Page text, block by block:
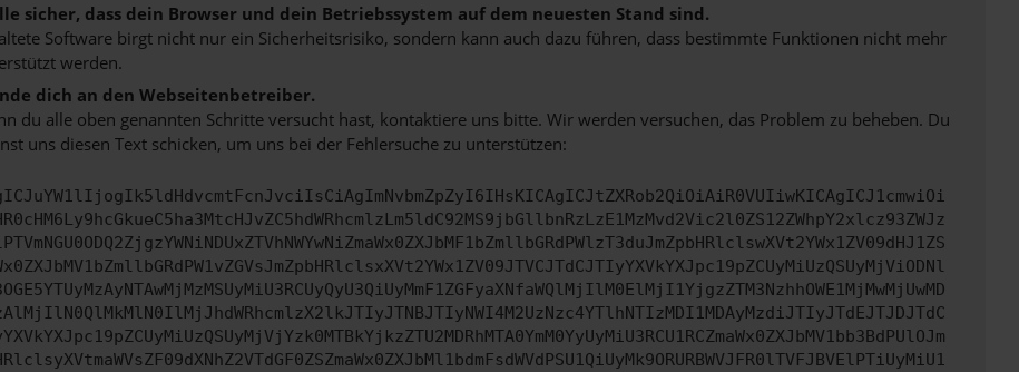
sicher, dass dein Browser und dein Betriebssystem auf dem neuesten Stand sind.
Software birgt nicht nur ein Sicherheitsrisiko, sondern kann auch dazu führen, dass bestimmte Funktionen nicht mehr
werden.
dich an den Webseitenbetreiber.
du alle oben genannten Schritte versucht hast, kontaktiere uns bitte. Wir werden versuchen, das Problem zu beheben. Du
uns diesen Text schicken, um uns bei der Fehlersuche zu unterstützen: